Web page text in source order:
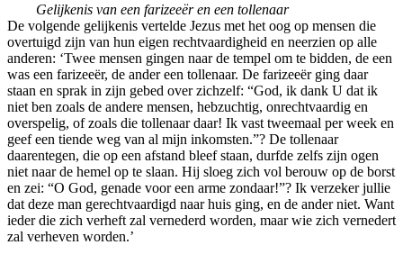
Gelijkenis van een farizeeër en een tollenaar
De volgende gelijkenis vertelde Jezus met het oog op mensen die
overtuigd zijn van hun eigen rechtvaardigheid en neerzien op alle
anderen: ‘Twee mensen gingen naar de tempel om te bidden, de een
was een farizeeër, de ander een tollenaar. De farizeeër ging daar
staan en sprak in zijn gebed over zichzelf: “God, ik dank U dat ik
niet ben zoals de andere mensen, hebzuchtig, onrechtvaardig en
overspelig, of zoals die tollenaar daar! Ik vast tweemaal per week en
geef een tiende weg van al mijn inkomsten.”? De tollenaar
daarentegen, die op een afstand bleef staan, durfde zelfs zijn ogen
niet naar de hemel op te slaan. Hij sloeg zich vol berouw op de borst
en zei: “O God, genade voor een arme zondaar!”? Ik verzeker jullie
dat deze man gerechtvaardigd naar huis ging, en de ander niet. Want
ieder die zich verheft zal vernederd worden, maar wie zich vernedert
zal verheven worden.’